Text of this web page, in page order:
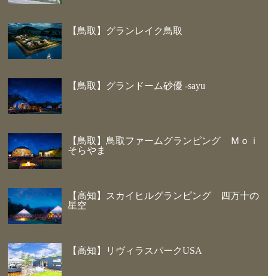
【鳥取】グランレイク鳥取
【鳥取】グランドーム砂優 -sayu
【鳥取】鳥取ファームグランピング Ｍｏｉ
そらやま
【高知】スカイヒルグランピング 四万十の
星空
【高知】リヴィラスパークUSA